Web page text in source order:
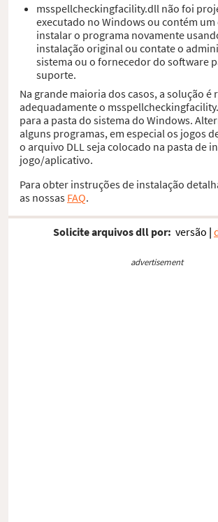
msspellcheckingfacility.dll não foi
executado no Windows ou contém
instalar o programa novamente
instalação original ou contate o
sistema ou o fornecedor do software
suporte.
Na grande maioria dos casos, a solução é
adequadamente o
para a pasta do sistema do Windows.
alguns programas, em especial os jogos
o arquivo DLL seja colocado na pasta de
jogo/aplicativo.
Para obter instruções de instalação
as nossas FAQ.
Solicite arquivos dll por: versão |
advertisement